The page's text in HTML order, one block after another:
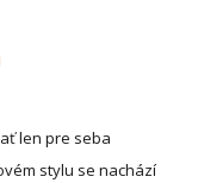
len pre seba
stylu se nachází